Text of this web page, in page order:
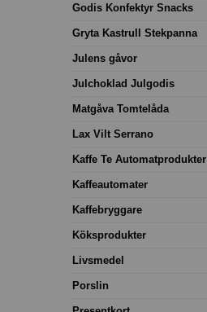
Godis Konfektyr Snacks
Gryta Kastrull Stekpanna
Julens gåvor
Julchoklad Julgodis
Matgåva Tomtelåda
Lax Vilt Serrano
Kaffe Te Automatprodukter
Kaffeautomater
Kaffebryggare
Köksprodukter
Livsmedel
Porslin